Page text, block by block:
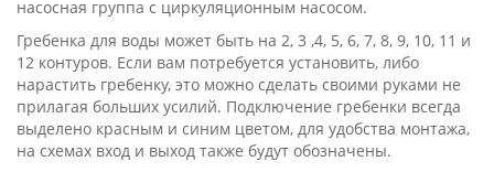
насосная группа с циркуляционным насосом.
Гребенка для воды может быть на 2, 3 ,4, 5, 6, 7, 8, 9, 10, 11 и
12 контуров. Если вам потребуется установить, либо
нарастить гребенку, это можно сделать своими руками не
прилагая больших усилий. Подключение гребенки всегда
выделено красным и синим цветом, для удобства монтажа,
на схемах вход и выход также будут обозначены.